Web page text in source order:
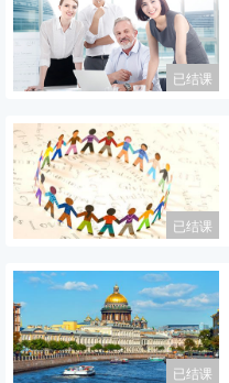
已结课
已结课
已结课